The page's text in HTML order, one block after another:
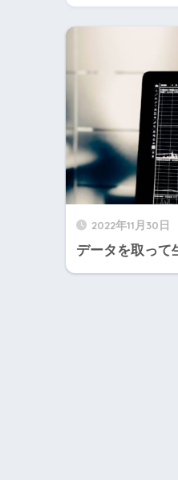
2022年11月30日
データを取って